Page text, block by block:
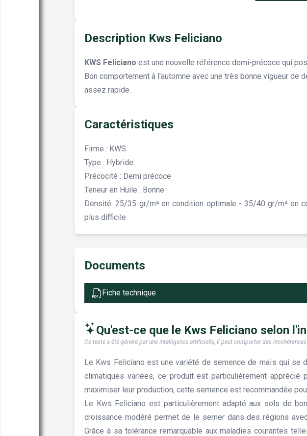
Description Kws Feliciano
KWS Feliciano est une nouvelle référence demi-précoce qui
Bon comportement à l'automne avec une très bonne vigueur
assez rapide.
Caractéristiques
Firme : KWS
Type : Hybride
Précocité : Demi précoce
Teneur en Huile : Bonne
Densité: 25/35 gr/m² en condition optimale - 35/40 gr/m² en
plus difficile
Documents
Fiche technique
Qu'est-ce que le Kws Feliciano selon
Ce texte a été généré par une intelligence artificielle, il peut comporter des
Le Kws Feliciano est une variété de semence de maïs qui se
climatiques variées, ce produit est particulièrement
maximiser leur production, cette semence est recommandée
Le Kws Feliciano est particulièrement adapté aux sols de
croissance modéré permet de le semer dans des régions
Grâce à sa tolérance remarquable aux maladies courantes